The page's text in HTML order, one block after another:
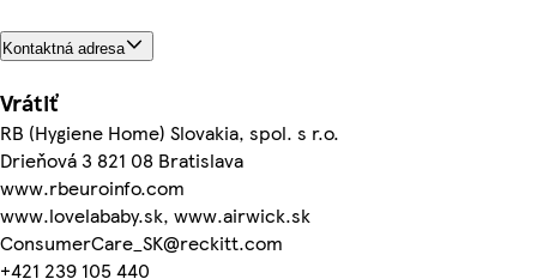
Kontaktná adresa
Vrátiť
RB (Hygiene Home) Slovakia, spol. s r.o.
Drieňová 3 821 08 Bratislava
www.rbeuroinfo.com
www.lovelababy.sk, www.airwick.sk
ConsumerCare_SK@reckitt.com
+421 239 105 440